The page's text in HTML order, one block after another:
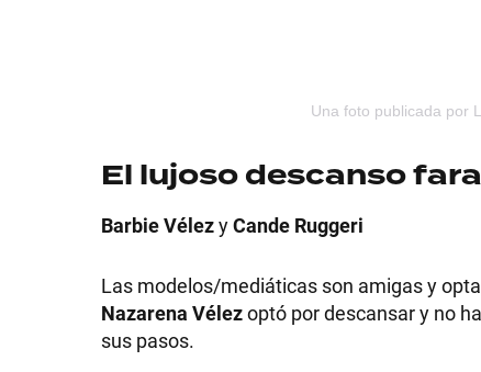
Una foto publicada por
El lujoso descanso
Barbie VélezyCande Ruggeri
Las modelos/mediáticas son amigas y
Nazarena Vélezoptó por descansar y no
sus pasos.
POLICIALES
ECONOMÍA
GRAN
HERMANO